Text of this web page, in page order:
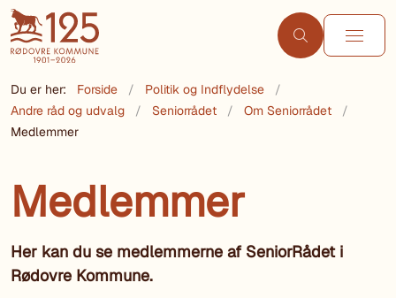
Du er her: Forside
Politik og Indflydelse
Andre råd og udvalg
Seniorrådet
Om Seniorrådet
Medlemmer
Medlemmer
Her kan du se medlemmerne af SeniorRådet i
Rødovre Kommune.